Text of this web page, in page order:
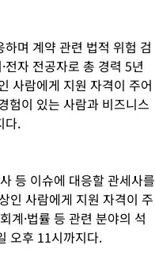
며 계약 관련 법적 위험 검
자 전공자로 총 경력 5년
사람에게 지원 자격이 주어
험이 있는 사람과 비즈니스
다.
등 이슈에 대응할 관세사를
인 사람에게 지원 자격이 주
계·법률 등 관련 분야의 석
오후 11시까지다.